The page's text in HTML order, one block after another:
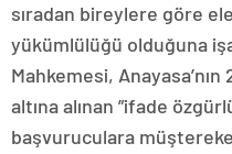
sıradan bireylere göre
yükümlülüğü olduğuna
Mahkemesi,
altına alınan ”ifade
başvuruculara